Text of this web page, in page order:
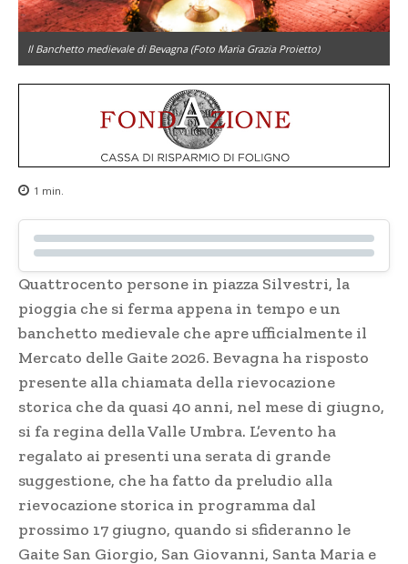
Il Banchetto medievale di Bevagna (Foto Maria Grazia Proietto)
1 min.
Quattrocento persone in piazza Silvestri, la
pioggia che si ferma appena in tempo e un
banchetto medievale che apre ufficialmente il
Mercato delle Gaite 2026. Bevagna ha risposto
presente alla chiamata della rievocazione
storica che da quasi 40 anni, nel mese di giugno,
si fa regina della Valle Umbra. L’evento ha
regalato ai presenti una serata di grande
suggestione, che ha fatto da preludio alla
rievocazione storica in programma dal
prossimo 17 giugno, quando si sfideranno le
Gaite San Giorgio, San Giovanni, Santa Maria e